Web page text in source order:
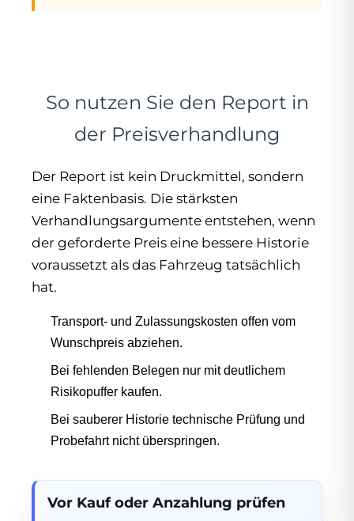
So nutzen Sie den Report in
der Preisverhandlung
Der Report ist kein Druckmittel, sondern
eine Faktenbasis. Die stärksten
Verhandlungsargumente entstehen, wenn
der geforderte Preis eine bessere Historie
voraussetzt als das Fahrzeug tatsächlich
hat.
Transport- und Zulassungskosten offen vom
Wunschpreis abziehen.
Bei fehlenden Belegen nur mit deutlichem
Risikopuffer kaufen.
Bei sauberer Historie technische Prüfung und
Probefahrt nicht überspringen.
Vor Kauf oder Anzahlung prüfen